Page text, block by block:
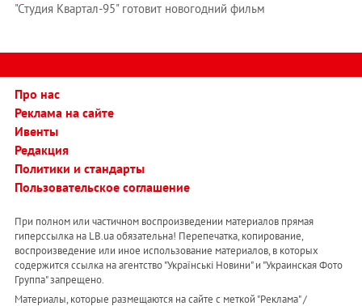
"Студия Квартал-95" готовит новогодний фильм
Про нас
Реклама на сайте
Ивенты
Редакция
Политики и стандарты
Пользовательское соглашение
При полном или частичном воспроизведении материалов прямая
гиперссылка на LB.ua обязательна! Перепечатка, копирование,
воспроизведение или иное использование материалов, в которых
содержится ссылка на агентство "Українськi Новини" и "Украинская Фото
Группа" запрещено.
Материалы, которые размещаются на сайте с меткой "Реклама" /